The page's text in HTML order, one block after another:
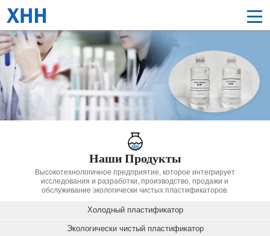
Наши Продукты
Высокотехнологичное предприятие, которое интегрирует
исследования и разработки, производство, продажи и
обслуживание экологически чистых пластификаторов.
Холодный пластификатор
Экологически чистый пластификатор